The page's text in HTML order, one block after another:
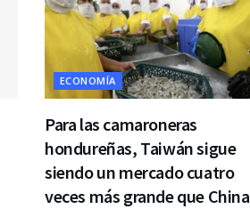
ECONOMÍA
Para las camaroneras
hondureñas, Taiwán sigue
siendo un mercado cuatro
veces más grande que China